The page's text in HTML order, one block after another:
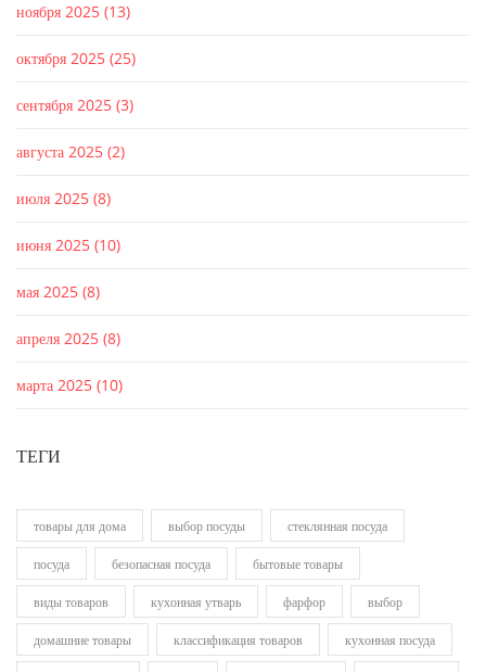
ноября 2025 (13)
октября 2025 (25)
сентября 2025 (3)
августа 2025 (2)
июля 2025 (8)
июня 2025 (10)
мая 2025 (8)
апреля 2025 (8)
марта 2025 (10)
ТЕГИ
товары для дома выбор посуды стеклянная посуда
посуда безопасная посуда бытовые товары
виды товаров кухонная утварь фарфор выбор
домашние товары классификация товаров кухонная посуда